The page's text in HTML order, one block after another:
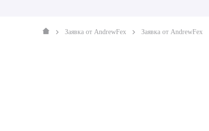
Заявка от AndrewFex Заявка от AndrewFex